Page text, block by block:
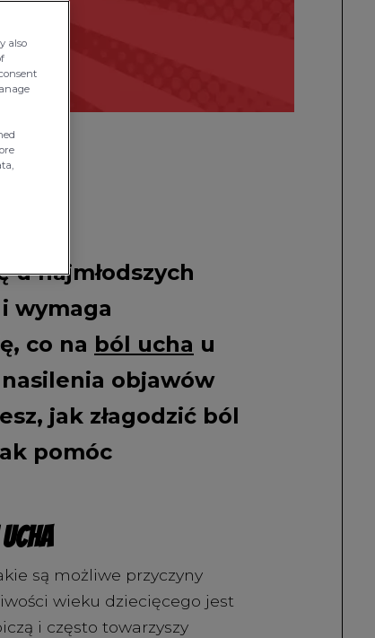
u najmłodszych
i wymaga
co na ból ucha u
objawów
jak złagodzić ból
pomóc
są możliwe przyczyny
wieku dziecięcego jest
i często towarzyszy
also